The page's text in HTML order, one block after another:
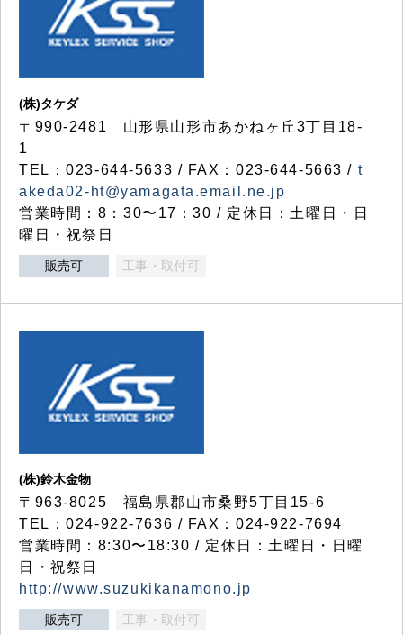
(株)タケダ
〒990-2481 山形県山形市あかねヶ丘3丁目18-
1
TEL：023-644-5633 / FAX：023-644-5663 / t
akeda02-ht@yamagata.email.ne.jp
営業時間：8：30〜17：30 / 定休日：土曜日・日
曜日・祝祭日
販売可 工事・取付可
(株)鈴木金物
〒963-8025 福島県郡山市桑野5丁目15-6
TEL：024-922-7636 / FAX：024-922-7694
営業時間：8:30〜18:30 / 定休日：土曜日・日曜
日・祝祭日
http://www.suzukikanamono.jp
販売可 工事・取付可